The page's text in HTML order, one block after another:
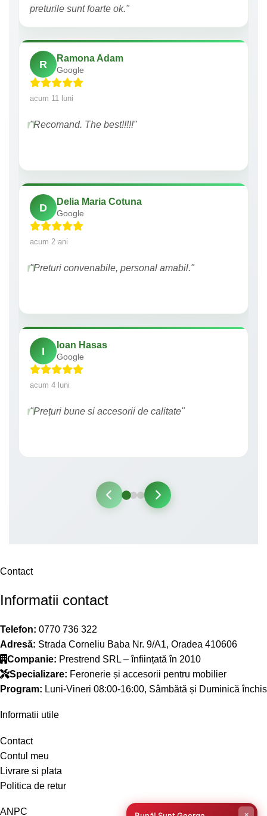
preturile sunt foarte ok."
R
Ramona Adam
Google
acum 11 luni
"Recomand. The best!!!!!"
D
Delia Maria Cotuna
Google
acum 2 ani
"Preturi convenabile, personal amabil."
I
Ioan Hasas
Google
acum 4 luni
"Prețuri bune si accesorii de calitate"
Contact
Informatii contact
Telefon: 0770 736 322
Adresă: Strada Corneliu Baba Nr. 9/A1, Oradea 410606
Companie: Prestrend SRL – înființată în 2010
Specializare: Feronerie și accesorii pentru mobilier
Program: Luni-Vineri 08:00-16:00, Sâmbătă și Duminică închis
Informatii utile
Contact
Contul meu
Livrare si plata
Politica de retur
ANPC ×